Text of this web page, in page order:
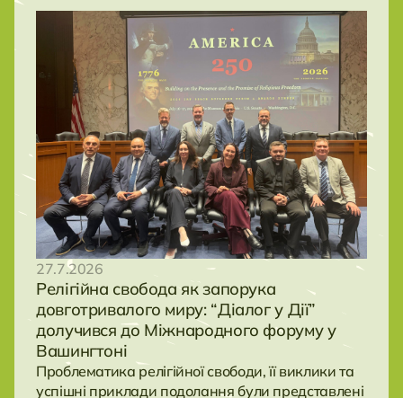
27.7.2026
Релігійна свобода як запорука
довготривалого миру: “Діалог у Дії”
долучився до Міжнародного форуму у
Вашингтоні
Проблематика релігійної свободи, її виклики та
успішні приклади подолання були представлені